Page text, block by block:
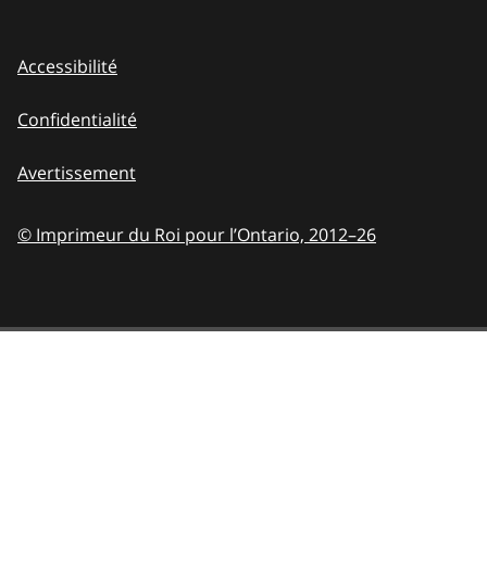
Accessibilité
Confidentialité
Avertissement
© Imprimeur du Roi pour l’Ontario, 2012–26